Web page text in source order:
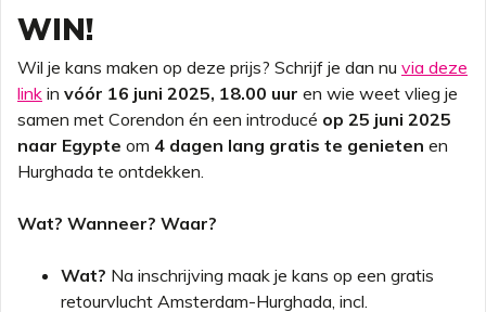
WIN!
Wil je kans maken op deze prijs? Schrijf je dan nu via deze
link in vóór 16 juni 2025, 18.00 uur en wie weet vlieg je
samen met Corendon én een introducé op 25 juni 2025
naar Egypte om 4 dagen lang gratis te genieten en
Hurghada te ontdekken.
Wat? Wanneer? Waar?
Wat? Na inschrijving maak je kans op een gratis
retourvlucht Amsterdam-Hurghada, incl.